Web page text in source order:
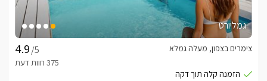
גמליורט
/5
צימרים בצפון, מעלה גמלא